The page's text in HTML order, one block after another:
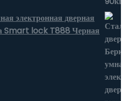
электронная дверная
Smart lock T888 Черная